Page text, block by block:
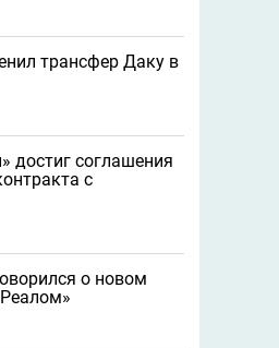
трансфер Даку в
достиг соглашения
с
о новом